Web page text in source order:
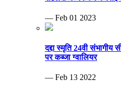
— Feb 01 2023
दद्दा स्मृति 24वी संभागीय
पर कब्जा ग्वालियर
— Feb 13 2022